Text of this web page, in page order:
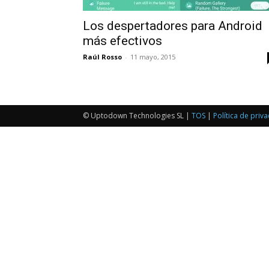
Los despertadores para Android
más efectivos
Raúl Rosso - 11 mayo, 2015
© Uptodown Technologies SL | TOS | Política de